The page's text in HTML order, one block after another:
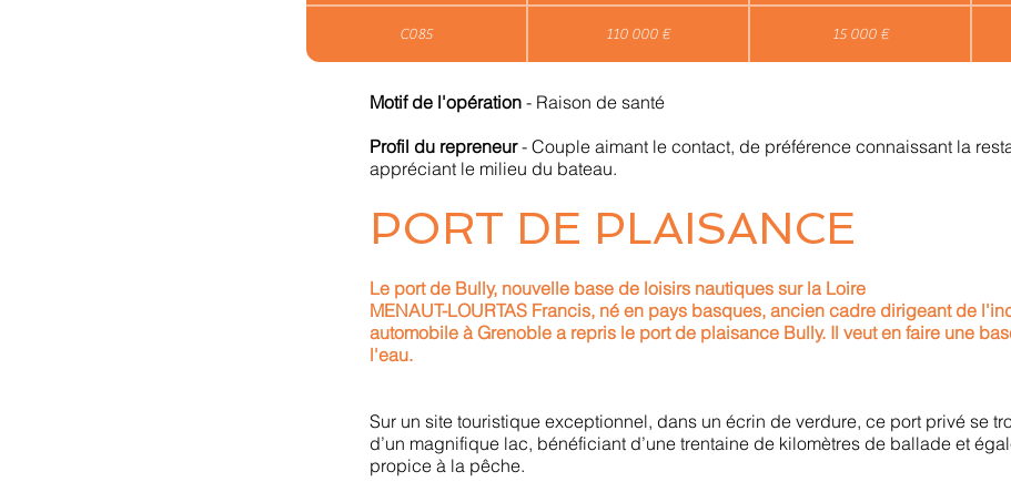
C085 110 000 € 15 000 €
Motif de l'opération - Raison de santé
Profil du repreneur- Couple aimant le contact, de préférence connaissant la
appréciant le milieu du bateau.
PORT DE PLAISANCE
Le port de Bully, nouvelle base de loisirs nautiques sur la Loire
MENAUT-LOURTAS Francis, né en pays basques, ancien cadre dirigeant de
automobile à Grenoble a repris le port de plaisance Bully. Il veut en faire une
l'eau.
Sur un site touristique exceptionnel, dans un écrin de verdure, ce port privé se
d’un magnifique lac, bénéficiant d’une trentaine de kilomètres de ballade et
propice à la pêche.